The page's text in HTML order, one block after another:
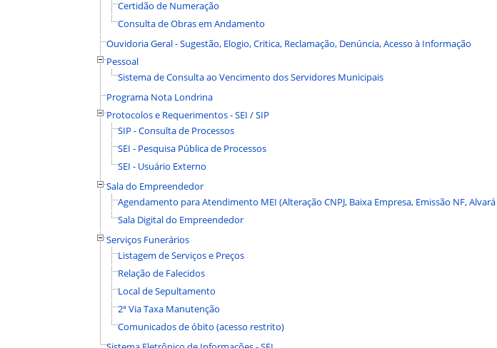
Certidão de Numeração
Consulta de Obras em Andamento
Ouvidoria Geral - Sugestão, Elogio, Critica, Reclamação, Denúncia, Acesso à Informação
Pessoal
Sistema de Consulta ao Vencimento dos Servidores Municipais
Programa Nota Londrina
Protocolos e Requerimentos - SEI / SIP
SIP - Consulta de Processos
SEI - Pesquisa Pública de Processos
SEI - Usuário Externo
Sala do Empreendedor
Agendamento para Atendimento MEI (Alteração CNPJ, Baixa Empresa, Emissão NF,
Sala Digital do Empreendedor
Serviços Funerários
Listagem de Serviços e Preços
Relação de Falecidos
Local de Sepultamento
2ª Via Taxa Manutenção
Comunicados de óbito (acesso restrito)